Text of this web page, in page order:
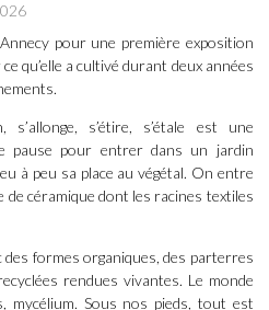
pour une première exposition
qu’elle a cultivé durant deux années
s’allonge, s’étire, s’étale est une
pause pour entrer dans un jardin
à peu sa place au végétal. On entre
de céramique dont les racines textiles
des formes organiques, des parterres
rendues vivantes. Le monde
mycélium. Sous nos pieds, tout est